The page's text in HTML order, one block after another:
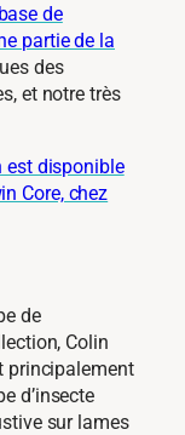
de
partie de la
des
et notre très
est disponible
Core, chez
de
Colin
principalement
d’insecte
sur lames